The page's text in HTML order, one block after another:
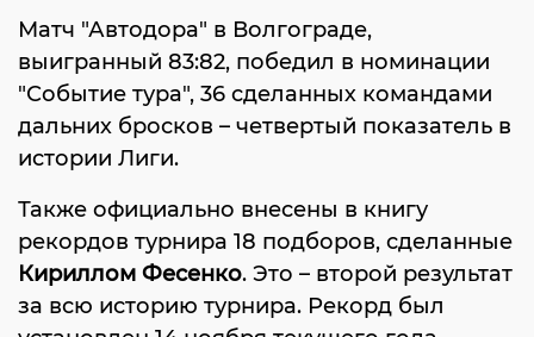
Матч "Автодора" в Волгограде,
выигранный 83:82, победил в номинации
"Событие тура", 36 сделанных командами
дальних бросков – четвертый показатель в
истории Лиги.
Также официально внесены в книгу
рекордов турнира 18 подборов, сделанные
Кириллом Фесенко. Это – второй результат
за всю историю турнира. Рекорд был